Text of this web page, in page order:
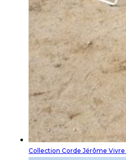
Collection Corde Jérôme Vivre